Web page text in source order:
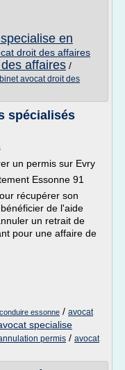
en
droit des affaires
affaires /
avocat droit des
spécialisés
un permis sur Evry
Essonne 91
récupérer son
de l'aide
un retrait de
pour une affaire de
essonne / avocat
specialise
permis / avocat